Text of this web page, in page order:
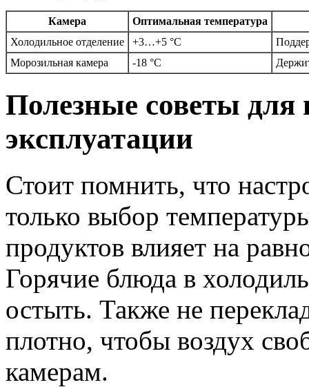
Камера
Оптимальная температура
Холодильное отделение
+3…+5 °C
Морозильная камера
-18 °C
Полезные советы
эксплуатации
Стоит помнить, что
только выбор
продуктов влияет на
Горячие блюда в
остыть. Также не
плотно, чтобы воздух
камерам.